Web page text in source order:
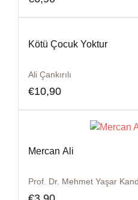
Kötü Çocuk Yoktur
Ali Çankırılı
€10,90
Mercan Ali
Prof. Dr. Mehmet Yaşar